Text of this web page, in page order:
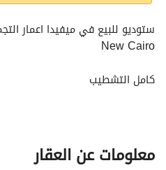
New Cairo
كامل التشطيب
موقع متميز
معلومات عن العقار